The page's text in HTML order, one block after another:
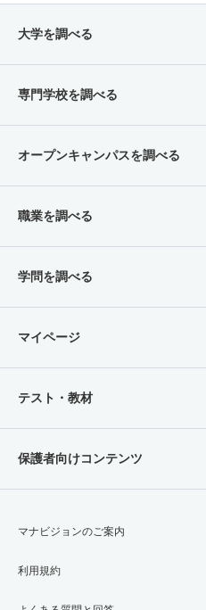
大学を調べる
専門学校を調べる
オープンキャンパスを調べる
職業を調べる
学問を調べる
マイページ
テスト・教材
保護者向けコンテンツ
マナビジョンのご案内
利用規約